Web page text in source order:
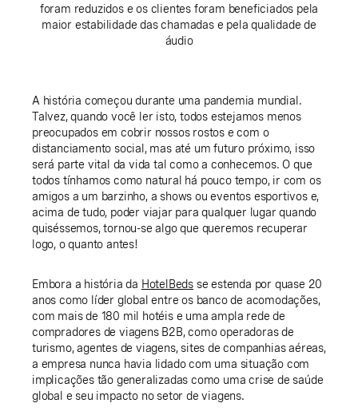
foram reduzidos e os clientes foram beneficiados pela
maior estabilidade das chamadas e pela qualidade de
áudio
A história começou durante uma pandemia mundial.
Talvez, quando você ler isto, todos estejamos menos
preocupados em cobrir nossos rostos e com o
distanciamento social, mas até um futuro próximo, isso
será parte vital da vida tal como a conhecemos. O que
todos tínhamos como natural há pouco tempo, ir com os
amigos a um barzinho, a shows ou eventos esportivos e,
acima de tudo, poder viajar para qualquer lugar quando
quiséssemos, tornou-se algo que queremos recuperar
logo, o quanto antes!
Embora a história da HotelBeds se estenda por quase 20
anos como líder global entre os banco de acomodações,
com mais de 180 mil hotéis e uma ampla rede de
compradores de viagens B2B, como operadoras de
turismo, agentes de viagens, sites de companhias aéreas,
a empresa nunca havia lidado com uma situação com
implicações tão generalizadas como uma crise de saúde
global e seu impacto no setor de viagens.